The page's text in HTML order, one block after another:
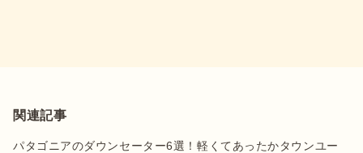
関連記事
パタゴニアのダウンセーター6選！軽くてあったかタウンユー